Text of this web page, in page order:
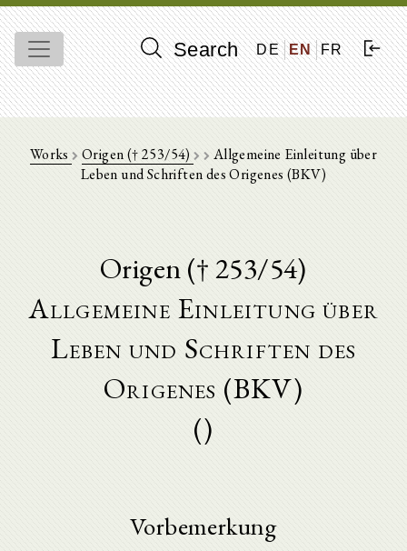
Search DE EN FR
Works Origen († 253/54)
Allgemeine Einleitung über
Leben und Schriften des Origenes (BKV)
Origen († 253/54)
Allgemeine Einleitung über
Leben und Schriften des
Origenes (BKV)
()
Vorbemerkung